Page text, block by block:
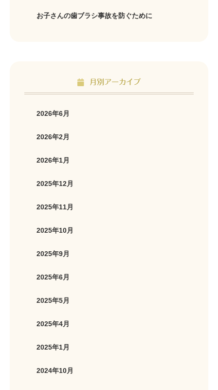
お子さんの歯ブラシ事故を防ぐために
月別アーカイブ
2026年6月
2026年2月
2026年1月
2025年12月
2025年11月
2025年10月
2025年9月
2025年6月
2025年5月
2025年4月
2025年1月
2024年10月